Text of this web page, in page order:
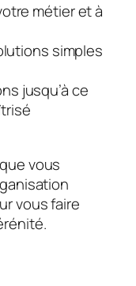
métier et à
simples
jusqu’à ce
vous
vous faire